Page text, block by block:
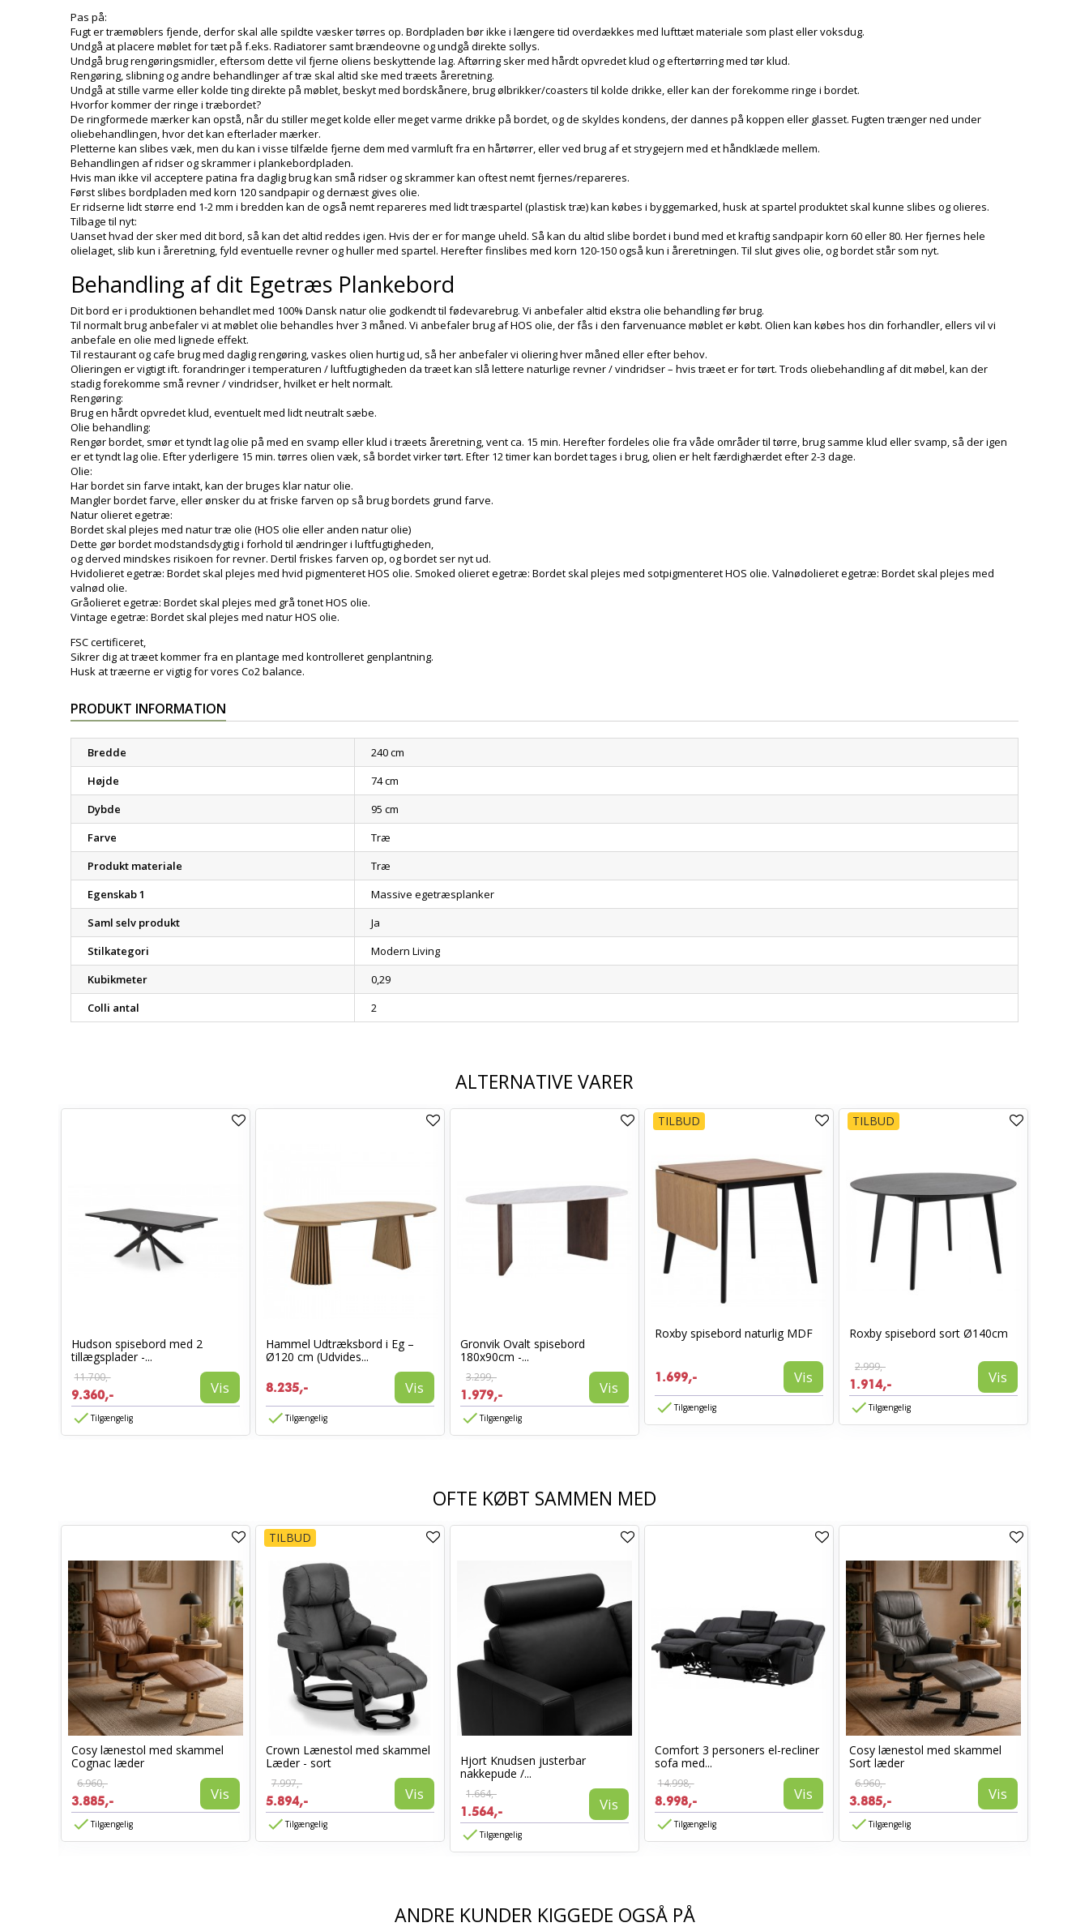
Pas på:
Fugt er træmøblers fjende, derfor skal alle spildte væsker tørres op. Bordpladen bør ikke i længere tid overdækkes med lufttæt materiale som plast eller voksdug.
Undgå at placere møblet for tæt på f.eks. Radiatorer samt brændeovne og undgå direkte sollys.
Undgå brug rengøringsmidler, eftersom dette vil fjerne oliens beskyttende lag. Aftørring sker med hårdt opvredet klud og eftertørring med tør klud.
Rengøring, slibning og andre behandlinger af træ skal altid ske med træets åreretning.
Undgå at stille varme eller kolde ting direkte på møblet, beskyt med bordskånere, brug ølbrikker/coasters til kolde drikke, eller kan der forekomme ringe i bordet.
Hvorfor kommer der ringe i træbordet?
De ringformede mærker kan opstå, når du stiller meget kolde eller meget varme drikke på bordet, og de skyldes kondens, der dannes på koppen eller glasset. Fugten trænger ned under
oliebehandlingen, hvor det kan efterlader mærker.
Pletterne kan slibes væk, men du kan i visse tilfælde fjerne dem med varmluft fra en hårtørrer, eller ved brug af et strygejern med et håndklæde mellem.
Behandlingen af ridser og skrammer i plankebordpladen.
Hvis man ikke vil acceptere patina fra daglig brug kan små ridser og skrammer kan oftest nemt fjernes/repareres.
Først slibes bordpladen med korn 120 sandpapir og dernæst gives olie.
Er ridserne lidt større end 1-2 mm i bredden kan de også nemt repareres med lidt træspartel (plastisk træ) kan købes i byggemarked, husk at spartel produktet skal kunne slibes og olieres.
Tilbage til nyt:
Uanset hvad der sker med dit bord, så kan det altid reddes igen. Hvis der er for mange uheld. Så kan du altid slibe bordet i bund med et kraftig sandpapir korn 60 eller 80. Her fjernes hele
olielaget, slib kun i åreretning, fyld eventuelle revner og huller med spartel. Herefter finslibes med korn 120-150 også kun i åreretningen. Til slut gives olie, og bordet står som nyt.
Behandling af dit Egetræs Plankebord
Dit bord er i produktionen behandlet med 100% Dansk natur olie godkendt til fødevarebrug. Vi anbefaler altid ekstra olie behandling før brug.
Til normalt brug anbefaler vi at møblet olie behandles hver 3 måned. Vi anbefaler brug af HOS olie, der fås i den farvenuance møblet er købt. Olien kan købes hos din forhandler, ellers vil vi
anbefale en olie med lignede effekt.
Til restaurant og cafe brug med daglig rengøring, vaskes olien hurtig ud, så her anbefaler vi oliering hver måned eller efter behov.
Olieringen er vigtigt ift. forandringer i temperaturen / luftfugtigheden da træet kan slå lettere naturlige revner / vindridser – hvis træet er for tørt. Trods oliebehandling af dit møbel, kan der
stadig forekomme små revner / vindridser, hvilket er helt normalt.
Rengøring:
Brug en hårdt opvredet klud, eventuelt med lidt neutralt sæbe.
Olie behandling:
Rengør bordet, smør et tyndt lag olie på med en svamp eller klud i træets åreretning, vent ca. 15 min. Herefter fordeles olie fra våde områder til tørre, brug samme klud eller svamp, så der igen
er et tyndt lag olie. Efter yderligere 15 min. tørres olien væk, så bordet virker tørt. Efter 12 timer kan bordet tages i brug, olien er helt færdighærdet efter 2-3 dage.
Olie:
Har bordet sin farve intakt, kan der bruges klar natur olie.
Mangler bordet farve, eller ønsker du at friske farven op så brug bordets grund farve.
Natur olieret egetræ:
Bordet skal plejes med natur træ olie (HOS olie eller anden natur olie)
Dette gør bordet modstandsdygtig i forhold til ændringer i luftfugtigheden,
og derved mindskes risikoen for revner. Dertil friskes farven op, og bordet ser nyt ud.
Hvidolieret egetræ: Bordet skal plejes med hvid pigmenteret HOS olie. Smoked olieret egetræ: Bordet skal plejes med sotpigmenteret HOS olie. Valnødolieret egetræ: Bordet skal plejes med
valnød olie.
Gråolieret egetræ: Bordet skal plejes med grå tonet HOS olie.
Vintage egetræ: Bordet skal plejes med natur HOS olie.
FSC certificeret,
Sikrer dig at træet kommer fra en plantage med kontrolleret genplantning.
Husk at træerne er vigtig for vores Co2 balance.
PRODUKT INFORMATION
Bredde
240 cm
Højde
74 cm
Dybde
95 cm
Farve
Træ
Produkt materiale
Træ
Egenskab 1
Massive egetræsplanker
Saml selv produkt
Ja
Stilkategori
Modern Living
Kubikmeter
0,29
Colli antal
2
ALTERNATIVE VARER
Hudson spisebord med 2
tillægsplader -...
11.700,-
9.360,- Vis
Tilgængelig
Hammel Udtræksbord i Eg –
Ø120 cm (Udvides...
8.235,- Vis
Tilgængelig
Gronvik Ovalt spisebord
180x90cm -...
3.299,-
1.979,- Vis
Tilgængelig
TILBUD
Roxby spisebord naturlig MDF
1.699,- Vis
Tilgængelig
TILBUD
Roxby spisebord sort Ø140cm
2.999,-
1.914,- Vis
Tilgængelig
OFTE KØBT SAMMEN MED
Cosy lænestol med skammel
Cognac læder
6.960,-
3.885,- Vis
Tilgængelig
TILBUD
Crown Lænestol med skammel
Læder - sort
7.997,-
5.894,- Vis
Tilgængelig
Hjort Knudsen justerbar
nakkepude /...
1.664,-
1.564,- Vis
Tilgængelig
Comfort 3 personers el-recliner
sofa med...
14.998,-
8.998,- Vis
Tilgængelig
Cosy lænestol med skammel
Sort læder
6.960,-
3.885,- Vis
Tilgængelig
ANDRE KUNDER KIGGEDE OGSÅ PÅ